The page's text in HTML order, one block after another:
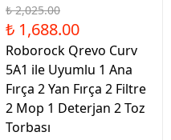
₺ 2,025.00
₺ 1,688.00
Roborock Qrevo Curv
5A1 ile Uyumlu 1 Ana
Fırça 2 Yan Fırça 2 Filtre
2 Mop 1 Deterjan 2 Toz
Torbası